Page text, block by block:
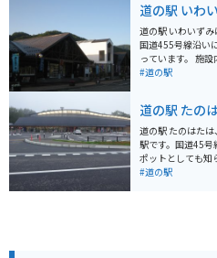
三陸産の新鮮なウニ
で訪れる場合、道
ので安心です。ま
の休憩スポット
や龍泉洞などの景勝地
所です。
道の駅 いわ
道の駅 いわいずみ
国道455号線沿い
っています。 施設内には、地元で採れた新鮮な野菜や果
物を販売する直売
どを楽しむことができます。 バイク
駅 いわいずみを
るのもおすすめで
走る風光明媚なル
グに最適です。道
国の天然記念物
#道の駅
道の駅 たの
道の駅 たのはた
駅です。国道45号
ポットとしても知られています
鮮な野菜や海産物
トが味わえる軽
ンでは、地元産
#道の駅